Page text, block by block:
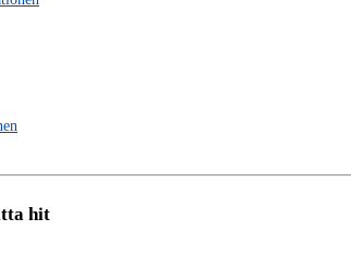
hit